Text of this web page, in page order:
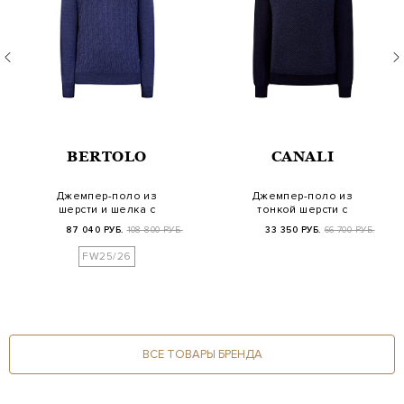
BERTOLO
Джемпер-поло из
шерсти и шелка с
87 040 РУБ. 108 800 РУБ.
FW25/26
CANALI
Джемпер-поло из
тонкой шерсти с
33 350 РУБ. 66 700 РУБ.
ВСЕ ТОВАРЫ БРЕНДА